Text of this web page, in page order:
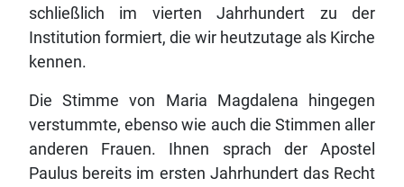
schließlich im vierten Jahrhundert zu der
Institution formiert, die wir heutzutage als Kirche
kennen.
Die Stimme von Maria Magdalena hingegen
verstummte, ebenso wie auch die Stimmen aller
anderen Frauen. Ihnen sprach der Apostel
Paulus bereits im ersten Jahrhundert das Recht